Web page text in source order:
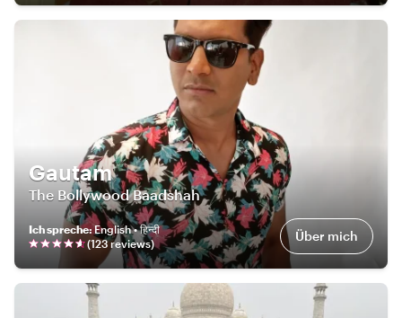
Gautam
The Bollywood Baadshah
Ich spreche:English • हिन्दी
(123reviews) Über mich